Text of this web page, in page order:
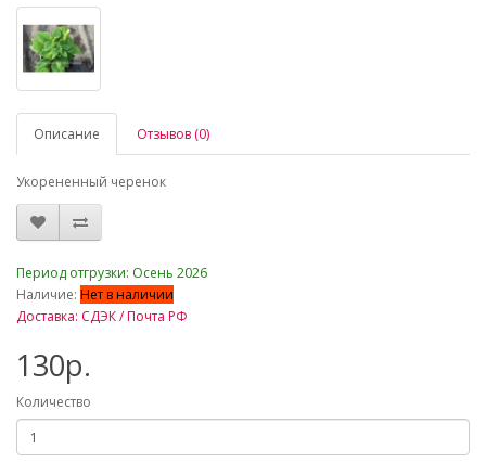
Описание Отзывов (0)
Укорененный черенок
Период отгрузки: Осень 2026
Наличие: Нет в наличии
Доставка: СДЭК / Почта РФ
130р.
Количество